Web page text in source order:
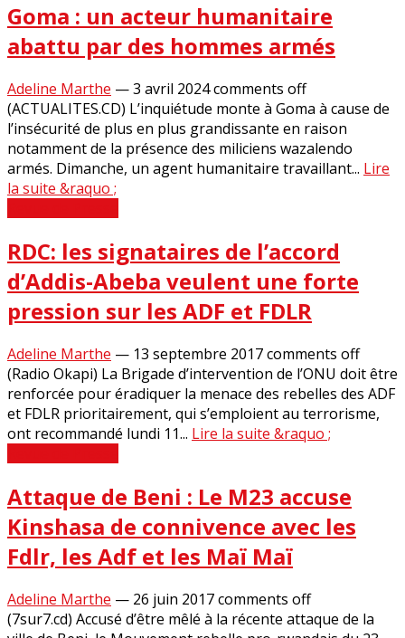
Goma : un acteur humanitaire
abattu par des hommes armés
Adeline Marthe —3 avril 2024comments off
(ACTUALITES.CD) L’inquiétude monte à Goma à cause de
l’insécurité de plus en plus grandissante en raison
notamment de la présence des miliciens wazalendo
armés. Dimanche, un agent humanitaire travaillant... Lire
la suite &raquo ;
RDC: les signataires de l’accord
d’Addis-Abeba veulent une forte
pression sur les ADF et FDLR
Adeline Marthe — 13 septembre 2017comments off
(Radio Okapi) La Brigade d’intervention de l’ONU doit être
renforcée pour éradiquer la menace des rebelles des ADF
et FDLR prioritairement, qui s’emploient au terrorisme,
ont recommandé lundi 11... Lire la suite &raquo ;
Attaque de Beni : Le M23 accuse
Kinshasa de connivence avec les
Fdlr, les Adf et les Maï Maï
Adeline Marthe — 26 juin 2017comments off
(7sur7.cd) Accusé d’être mêlé à la récente attaque de la